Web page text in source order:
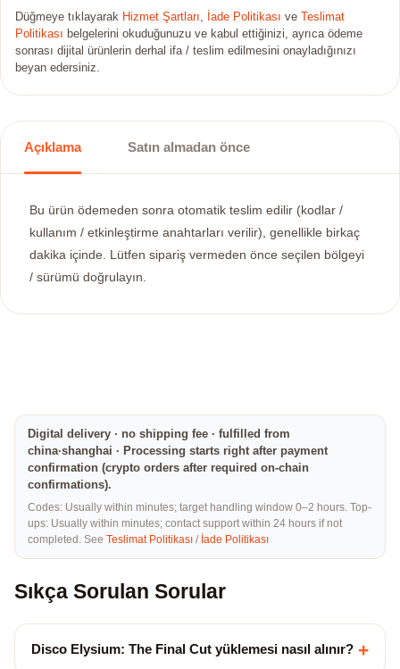
Düğmeye tıklayarak Hizmet Şartları, İade Politikası ve
Teslimat
Politikası belgelerini okuduğunuzu ve kabul ettiğinizi, ayrıca ödeme
sonrası dijital ürünlerin derhal ifa / teslim edilmesini onayladığınızı
beyan edersiniz.
Açıklama Satın almadan önce
Bu ürün ödemeden sonra otomatik teslim edilir (kodlar /
kullanım / etkinleştirme anahtarları verilir), genellikle birkaç
dakika içinde. Lütfen sipariş vermeden önce seçilen bölgeyi
/ sürümü doğrulayın.
Digital delivery · no shipping fee · fulfilled from
china·shanghai · Processing starts right after payment
confirmation (crypto orders after required on-chain
confirmations).
Codes: Usually within minutes; target handling window 0–2 hours. Top-
ups: Usually within minutes; contact support within 24 hours if not
completed. See Teslimat Politikası / İade Politikası
Sıkça Sorulan Sorular
Disco Elysium: The Final Cut yüklemesi nasıl alınır? +